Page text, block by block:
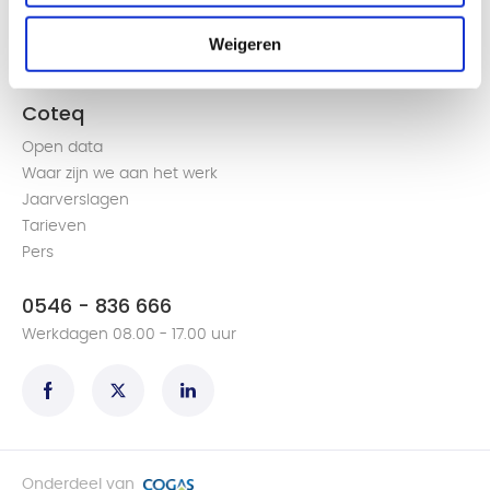
Weigeren
Groen gas produceren en terugleveren
Een volmacht aanvragen
Alles over de slimme meter
Coteq
Open data
Waar zijn we aan het werk
Jaarverslagen
Tarieven
Pers
0546 - 836 666
Werkdagen 08.00 - 17.00 uur
Onderdeel van